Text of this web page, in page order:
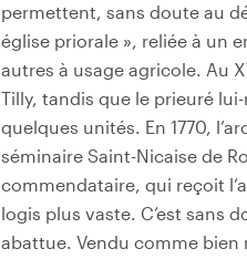
permettent, sans doute au
église priorale », reliée à un
autres à usage agricole. Au
Tilly, tandis que le prieuré
quelques unités. En 1770,
séminaire Saint-Nicaise de
commendataire, qui reçoit
logis plus vaste. C’est sans
abattue. Vendu comme bien